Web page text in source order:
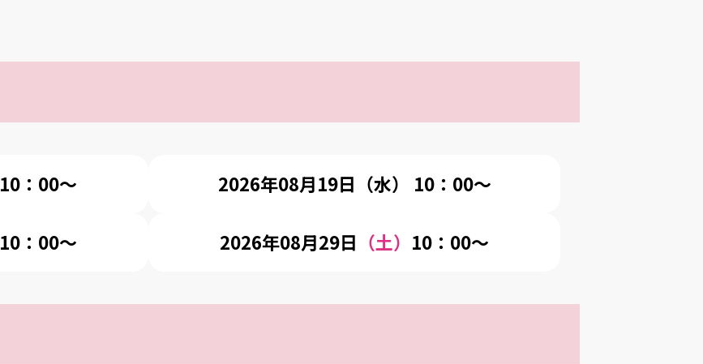
10：00～ 2026年08月19日 （水） 10：00～
10：00～ 2026年08月29日 （土） 10：00～